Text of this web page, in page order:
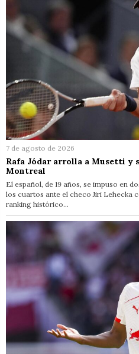
7 de agosto de 2026
Rafa Jódar arrolla a Musetti y
Montreal
El español, de 19 años, se impuso en
los cuartos ante el checo Jiri Lehecka
ranking histórico…